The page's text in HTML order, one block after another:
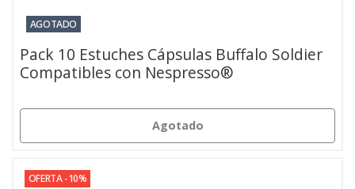
AGOTADO
Pack 10 Estuches Cápsulas Buffalo Soldier
Compatibles con Nespresso®
Agotado
OFERTA -10%